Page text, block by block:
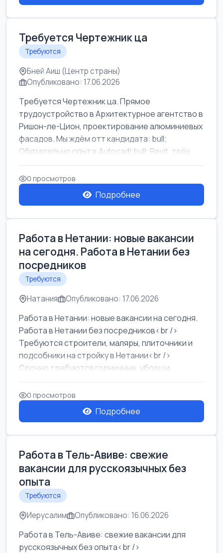
Требуется Чертежник ца
Требуются
Бней Аиш (Центр страны)
Опубликовано: 17.06.2026
Требуется Чертежник ца. Прямое
трудоустройство в Архитектурное агентство в
Ришон-ле-Цион, проектирование алюминиевых
фасадов. Мы ждём отт кандидата: bull;
Обязательно опыт в Autocad! bull; Revit, трёх...
0 просмотров
Подробнее
Работа в Нетании: новые вакансии
на сегодня. Работа в Нетании без
посредников
Требуются
Натания Опубликовано: 17.06.2026
Работа в Нетании: новые вакансии на сегодня.
Работа в Нетании без посредников<br />
Требуются строители, маляры, плиточники и
подсобники на стройку в Нетании<br />
Срочно требуются горничные, уборщи...
0 просмотров
Подробнее
Работа в Тель-Авиве: свежие
вакансии для русскоязычных без
опыта
Требуются
Иерусалим Опубликовано: 16.06.2026
Работа в Тель-Авиве: свежие вакансии для
русскоязычных без опыта<br />